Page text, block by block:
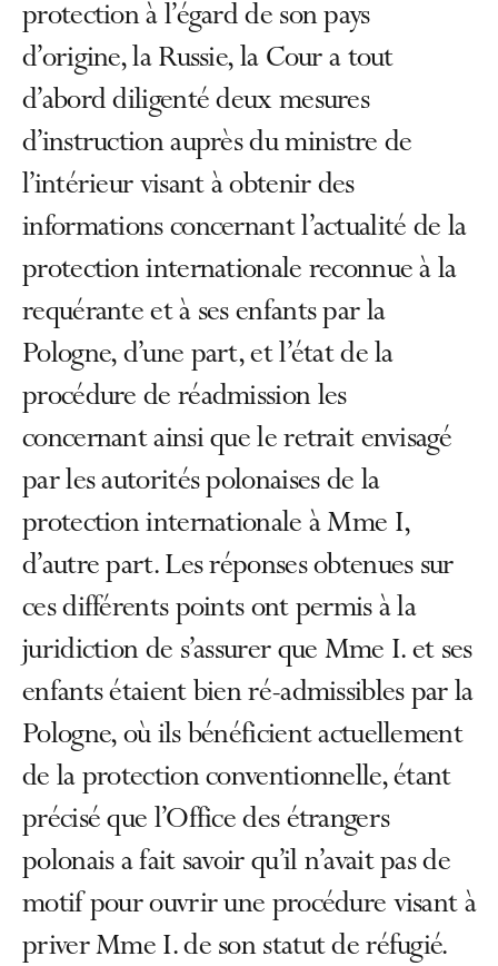
protection à l’égard de son pays
d’origine, la Russie, la Cour a tout
d’abord diligenté deux mesures
d’instruction auprès du ministre de
l’intérieur visant à obtenir des
informations concernant l’actualité de la
protection internationale reconnue à la
requérante et à ses enfants par la
Pologne, d’une part, et l’état de la
procédure de réadmission les
concernant ainsi que le retrait envisagé
par les autorités polonaises de la
protection internationale à Mme I,
d’autre part. Les réponses obtenues sur
ces différents points ont permis à la
juridiction de s’assurer que Mme I. et ses
enfants étaient bien ré-admissibles par la
Pologne, où ils bénéficient actuellement
de la protection conventionnelle, étant
précisé que l’Office des étrangers
polonais a fait savoir qu’il n’avait pas de
motif pour ouvrir une procédure visant à
priver Mme I. de son statut de réfugié.